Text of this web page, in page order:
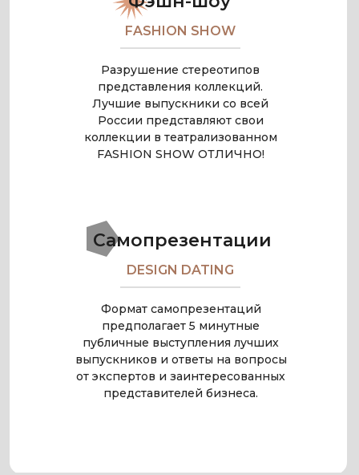
Разрушение стереотипов
представления коллекций.
Лучшие выпускники со всей
России представляют свои
коллекции в театрализованном
FASHION SHOW ОТЛИЧНО!
Формат самопрезентаций
предполагает 5 минутные
публичные выступления лучших
выпускников и ответы на вопросы
от экспертов и заинтересованных
представителей бизнеса.
Самопрезентации
DESIGN DATING
FASHION SHOW